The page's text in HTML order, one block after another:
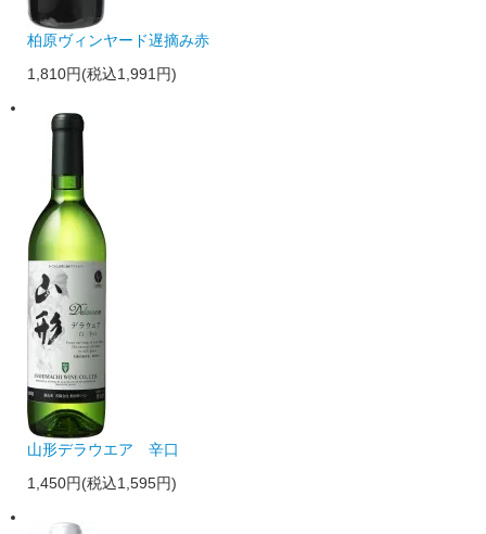
柏原ヴィンヤード遅摘み赤
1,810円(税込1,991円)
山形デラウエア 辛口
1,450円(税込1,595円)